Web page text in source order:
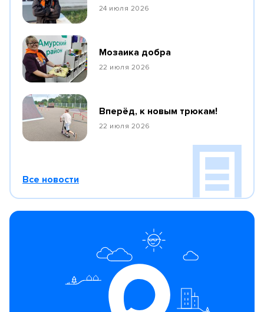
24 июля 2026
Мозаика добра
22 июля 2026
Вперёд, к новым трюкам!
22 июля 2026
Все новости